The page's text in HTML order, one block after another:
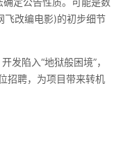
飞改编电影)的初步细节
发陷入“地狱般困境”，
招聘，为项目带来转机